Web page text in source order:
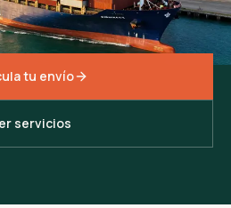
tu envío
servicios